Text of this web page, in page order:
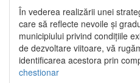
În vederea realizării unei
care să reflecte nevoile și
municipiului privind condițiile
de dezvoltare viitoare, vă
identificarea acestora prin
chestionar